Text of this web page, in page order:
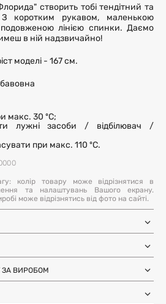
створить тобі тендітний та
коротким рукавом, маленькою
лінією спинки. Даємо
в ній надзвичайно!
моделі - 167 см.
макс. 30 ºC;
лужні засоби / відбілювач /
при макс. 110 ºC.
колір товару може відрізнятися в
та налаштувань Вашого екрану.
може відрізнятись від фото на сайті.
1-3 дні
після SMS-підтвердження про
Пошта терміни уточнюйте для вашої
країни
(за 12 годин (наявність перевіряйте в
картці товару)
повернення та обміну, щоб ви
під час покупки. Ви можете
товар протягом 14 днів після
ЗА ВИРОБОМ
оскільки це зношує матеріал